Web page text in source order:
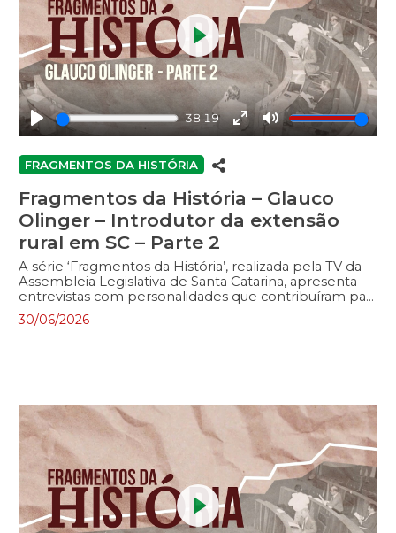
Play
38:19
EnterMute
Play
FRAGMENTOS DA HISTÓRIA
Fragmentos da História – Glauco
Olinger – Introdutor da extensão
rural em SC – Parte 2
A série ‘Fragmentos da História’, realizada pela TV da
Assembleia Legislativa de Santa Catarina, apresenta
entrevistas com personalidades que contribuíram para
o desenvolvimento do Estado. No programa, políticos
e outras figuras públicas relembram a trajetória
engenheiro agrônomo Glauco Olinger que introduziu
Ciências Agrárias da UFSC e a Embrapa, entre várias
outras realizações responsáveis pela evolução da
agricultura catarinense. Olinger chega em 2026 aos
104 anos de idade e tem muita história pra contar. […]
30/06/2026
Play